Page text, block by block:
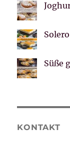
Süße
KONTAKT